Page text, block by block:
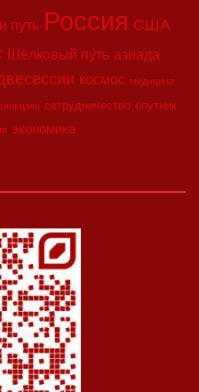
путь Россия США
Шёлковый путь азиада
космос медицина
сотрудничество спутник
экономика